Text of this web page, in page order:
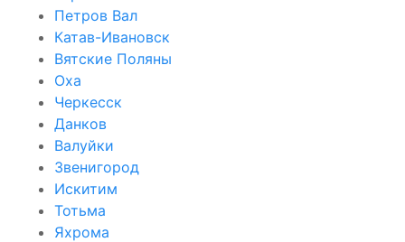
Петров Вал
Катав-Ивановск
Вятские Поляны
Оха
Черкесск
Данков
Валуйки
Звенигород
Искитим
Тотьма
Яхрома